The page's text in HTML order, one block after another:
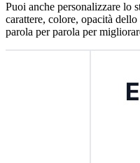
Puoi anche personalizzare lo
carattere, colore, opacità
parola per parola per